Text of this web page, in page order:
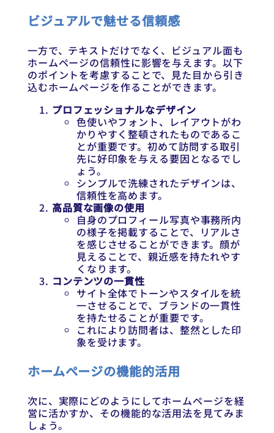
ビジュアルで魅せる信頼感
一方で、テキストだけでなく、ビジュアル面も
ホームページの信頼性に影響を与えます。以下
のポイントを考慮することで、見た目から引き
込むホームページを作ることができます。
プロフェッショナルなデザイン
色使いやフォント、レイアウトがわ
かりやすく整頓されたものであるこ
とが重要です。初めて訪問する取引
先に好印象を与える要因となるでし
ょう。
シンプルで洗練されたデザインは、
信頼性を高めます。
高品質な画像の使用
自身のプロフィール写真や事務所内
の様子を掲載することで、リアルさ
を感じさせることができます。顔が
見えることで、親近感を持たれやす
くなります。
コンテンツの一貫性
サイト全体でトーンやスタイルを統
一させることで、ブランドの一貫性
を持たせることが重要です。
これにより訪問者は、整然とした印
象を受けます。
ホームページの機能的活用
次に、実際にどのようにしてホームページを経
営に活かすか、その機能的な活用法を見てみま
しょう。